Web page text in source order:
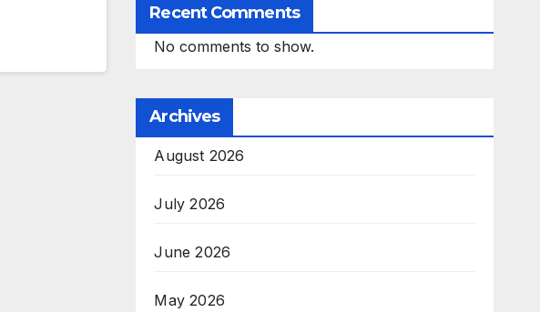
Recent Comments
No comments to show.
Archives
August 2026
July 2026
June 2026
May 2026